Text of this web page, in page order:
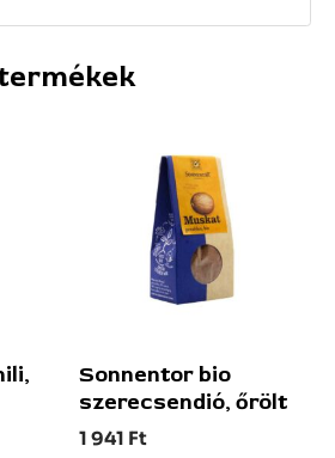
Sonnentor bio
szerecsendió, őrölt
1 941 Ft